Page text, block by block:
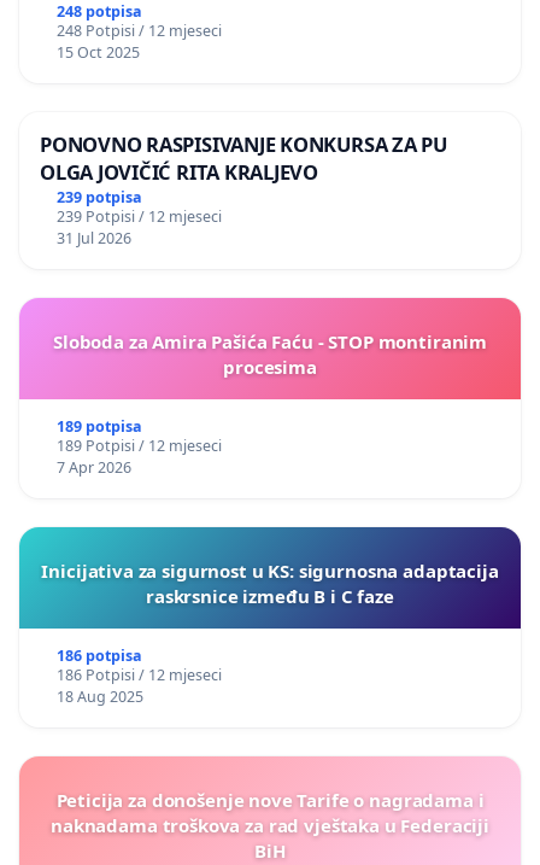
248 potpisa
248 Potpisi / 12 mjeseci
15 Oct 2025
PONOVNO RASPISIVANJE KONKURSA ZA PU
OLGA JOVIČIĆ RITA KRALJEVO
239 potpisa
239 Potpisi / 12 mjeseci
31 Jul 2026
Sloboda za Amira Pašića Faću - STOP montiranim
procesima
189 potpisa
189 Potpisi / 12 mjeseci
7 Apr 2026
Inicijativa za sigurnost u KS: sigurnosna adaptacija
raskrsnice između B i C faze
186 potpisa
186 Potpisi / 12 mjeseci
18 Aug 2025
Peticija za donošenje nove Tarife o nagradama i
naknadama troškova za rad vještaka u Federaciji
BiH